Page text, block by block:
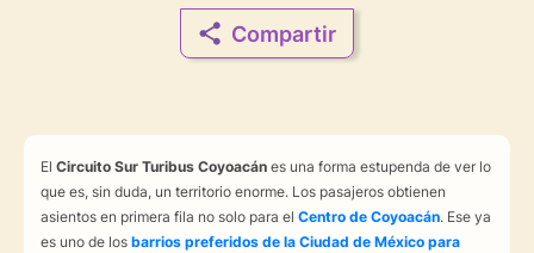
Compartir
El Circuito Sur Turibus Coyoacán es una forma estupenda de ver lo
que es, sin duda, un territorio enorme. Los pasajeros obtienen
asientos en primera fila no solo para el Centro de Coyoacán. Ese ya
es uno de los barrios preferidos de la Ciudad de México para